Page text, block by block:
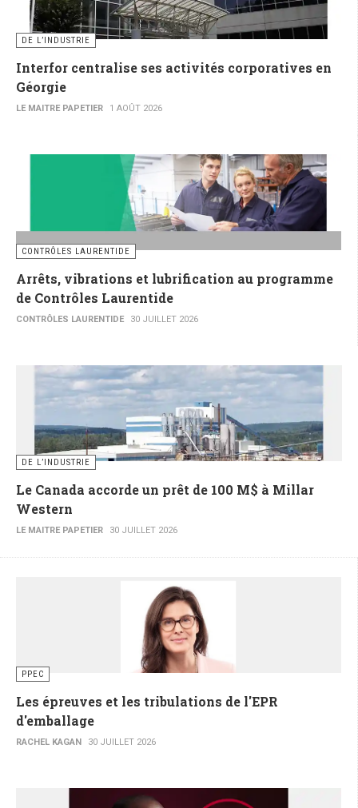
DE L’INDUSTRIE
Interfor centralise ses activités corporatives en
Géorgie
LE MAITRE PAPETIER 1 AOÛT 2026
CONTRÔLES LAURENTIDE
Arrêts, vibrations et lubrification au programme
de Contrôles Laurentide
CONTRÔLES LAURENTIDE 30 JUILLET 2026
DE L’INDUSTRIE
Le Canada accorde un prêt de 100 M$ à Millar
Western
LE MAITRE PAPETIER 30 JUILLET 2026
PPEC
Les épreuves et les tribulations de l'EPR
d'emballage
RACHEL KAGAN 30 JUILLET 2026